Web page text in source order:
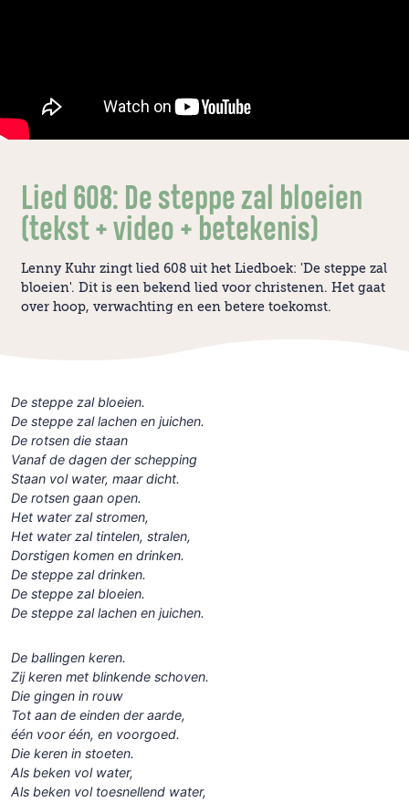
Lied 608: De steppe zal bloeien
(tekst + video + betekenis)
Lenny Kuhr zingt lied 608 uit het Liedboek: 'De steppe zal
bloeien'. Dit is een bekend lied voor christenen. Het gaat
over hoop, verwachting en een betere toekomst.
De steppe zal bloeien.
De steppe zal lachen en juichen.
De rotsen die staan
Vanaf de dagen der schepping
Staan vol water, maar dicht.
De rotsen gaan open.
Het water zal stromen,
Het water zal tintelen, stralen,
Dorstigen komen en drinken.
De steppe zal drinken.
De steppe zal bloeien.
De steppe zal lachen en juichen.
De ballingen keren.
Zij keren met blinkende schoven.
Die gingen in rouw
Tot aan de einden der aarde,
één voor één, en voorgoed.
Die keren in stoeten.
Als beken vol water,
Als beken vol toesnellend water,